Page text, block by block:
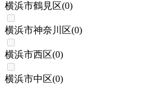
横浜市鶴見区(0)
横浜市神奈川区(0)
横浜市西区(0)
横浜市中区(0)